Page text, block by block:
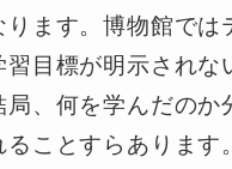
ります。博物館では
習目標が明示されな
、何を学んだのか
ることすらあります